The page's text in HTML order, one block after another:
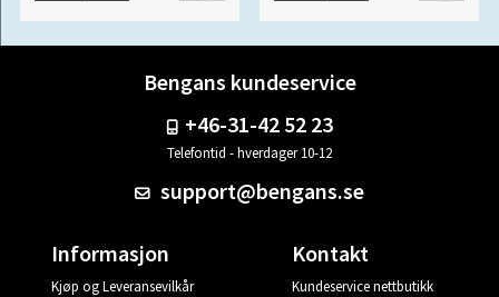
Bengans kundeservice
+46-31-42 52 23
Telefontid - hverdager 10-12
support@bengans.se
Informasjon
Kjøp og Leveransevilkår
Kontakt
Kundeservice nettbutikk